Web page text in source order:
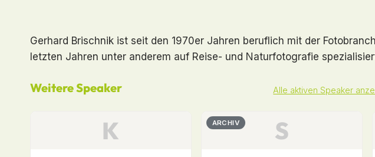
Gerhard Brischnik ist seit den 1970er Jahren beruflich mit der
letzten Jahren unter anderem auf Reise- und Naturfotografie
Weitere Speaker Alle aktiven Speaker
K S
ARCHIV